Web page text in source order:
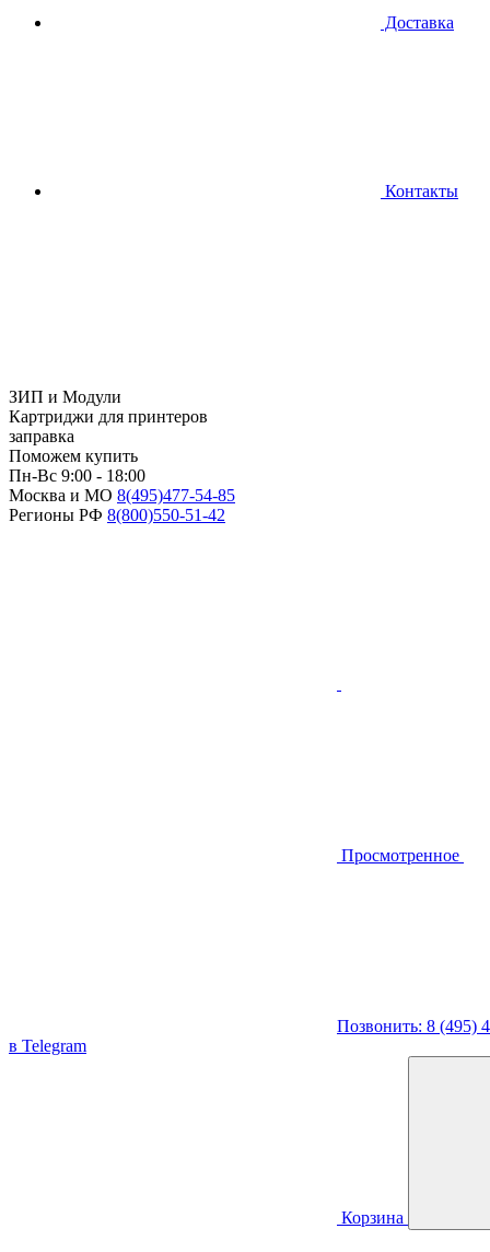
Доставка
Контакты
ЗИП и Модули
Картриджи для принтеров
заправка
Поможем купить
Пн-Вс 9:00 - 18:00
Москва и МО 8(495)477-54-85
Регионы РФ 8(800)550-51-42
Просмотренное
Позвонить: 8 (495)
в Telegram
Корзина